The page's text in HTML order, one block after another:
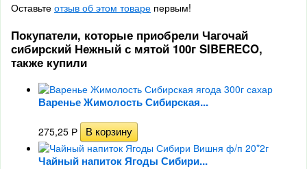
Оставьте отзыв об этом товаре первым!
Покупатели, которые приобрели Чагочай
сибирский Нежный с мятой 100г SIBERECO,
также купили
Варенье Жимолость Сибирская...
275,25 Р
Чайный напиток Ягоды Сибири...